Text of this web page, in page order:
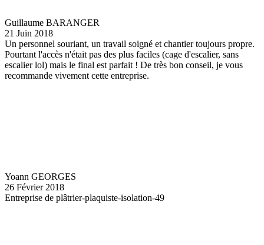
Guillaume BARANGER
21 Juin 2018
Un personnel souriant, un travail soigné et chantier toujours propre.
Pourtant l'accès n'était pas des plus faciles (cage d'escalier, sans
escalier lol) mais le final est parfait ! De très bon conseil, je vous
recommande vivement cette entreprise.
Yoann GEORGES
26 Février 2018
Entreprise de plâtrier-plaquiste-isolation-49